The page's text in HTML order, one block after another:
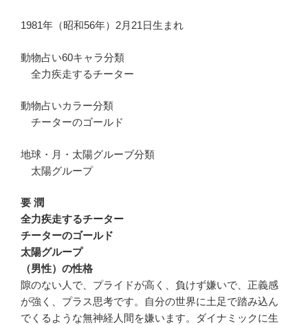
1981年（昭和56年）2月21日生まれ
動物占い60キャラ分類
全力疾走するチーター
動物占いカラー分類
チーターのゴールド
地球・月・太陽グルーブ分類
太陽グループ
要 潤
全力疾走するチーター
チーターのゴールド
太陽グループ
（男性）の性格
隙のない人で、プライドが高く、負けず嫌いで、正義感
が強く、プラス思考です。自分の世界に土足で踏み込ん
でくるような無神経人間を嫌います。ダイナミックに生